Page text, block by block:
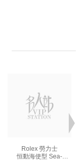
Rolex 勞力士
恒動海使型 Sea-